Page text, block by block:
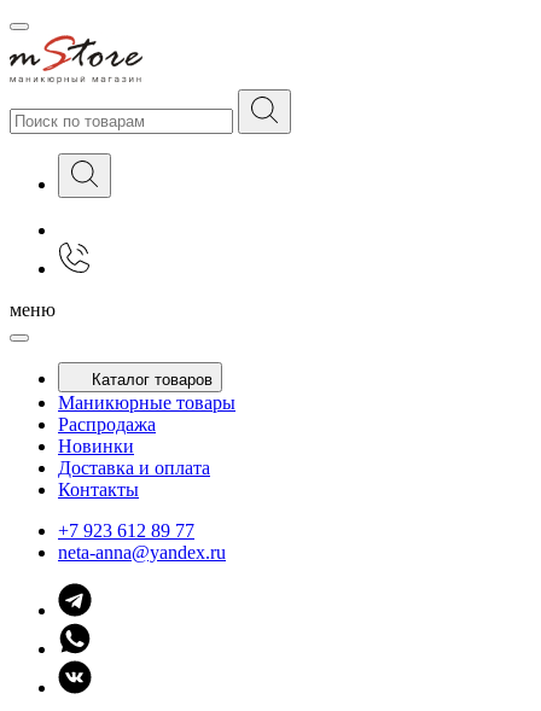
меню
Каталог товаров
Маникюрные товары
Распродажа
Новинки
Доставка и оплата
Контакты
+7 923 612 89 77
neta-anna@yandex.ru